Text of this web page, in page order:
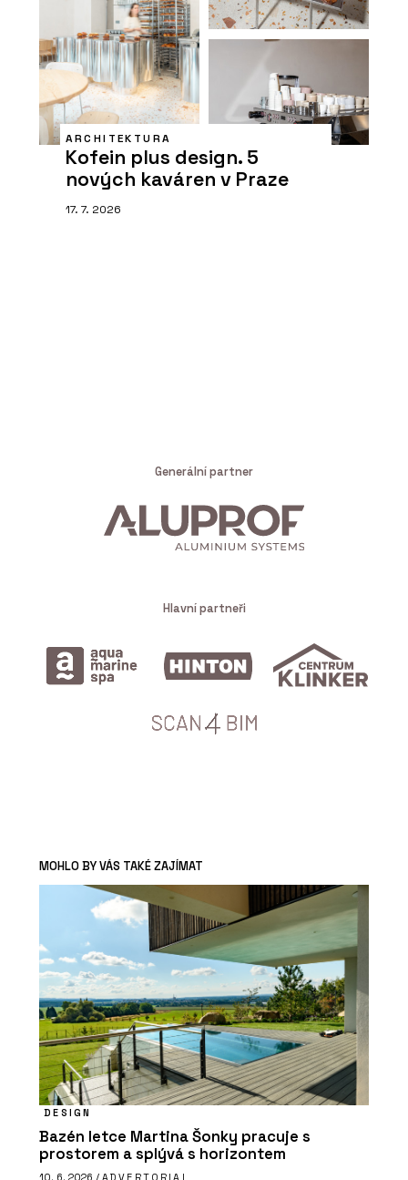
ARCHITEKTURA
Kofein plus design. 5
nových kaváren v Praze
17. 7. 2026
Generální partner
Hlavní partneři
MOHLO BY VÁS TAKÉ ZAJÍMAT
DESIGN
Bazén letce Martina Šonky pracuje s
prostorem a splývá s horizontem